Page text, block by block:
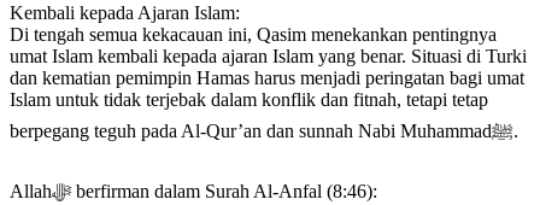
Kembali kepada Ajaran Islam:
Di tengah semua kekacauan ini, Qasim menekankan pentingnya
umat Islam kembali kepada ajaran Islam yang benar. Situasi di Turki
dan kematian pemimpin Hamas harus menjadi peringatan bagi umat
Islam untuk tidak terjebak dalam konflik dan fitnah, tetapi tetap
berpegang teguh pada Al-Qur’an dan sunnah Nabi Muhammadﷺ.
Allahﷻ berfirman dalam Surah Al-Anfal (8:46):